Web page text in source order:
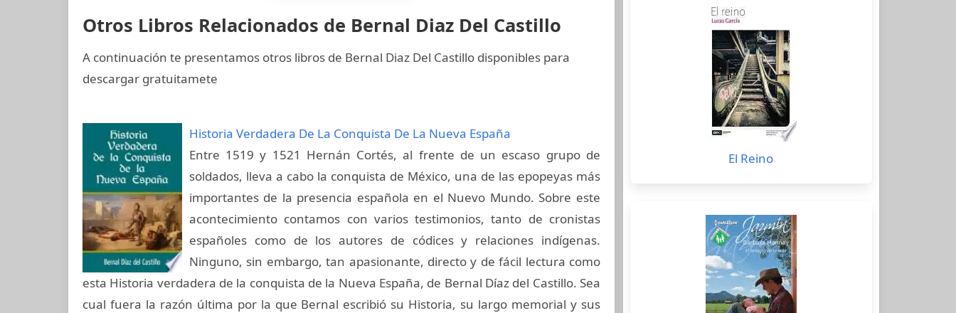
Otros Libros Relacionados de Bernal Diaz Del Castillo
A continuación te presentamos otros libros de Bernal Diaz Del Castillo disponibles para
descargar gratuitamete
Historia Verdadera De La Conquista De La Nueva España
Entre 1519 y 1521 Hernán Cortés, al frente de un escaso grupo de
soldados, lleva a cabo la conquista de México, una de las epopeyas más
importantes de la presencia española en el Nuevo Mundo. Sobre este
acontecimiento contamos con varios testimonios, tanto de cronistas
españoles como de los autores de códices y relaciones indígenas.
Ninguno, sin embargo, tan apasionante, directo y de fácil lectura como
esta Historia verdadera de la conquista de la Nueva España, de Bernal Díaz del Castillo. Sea
cual fuera la razón última por la que Bernal escribió su Historia, su largo memorial y sus
El Reino